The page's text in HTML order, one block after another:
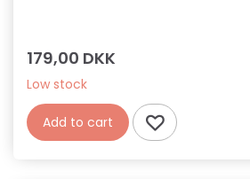
179,00 DKK
Low stock
Add to cart